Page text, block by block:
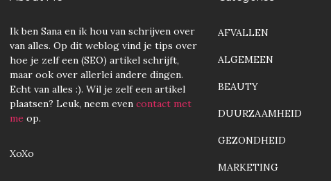
Ik ben Sana en ik hou van schrijven over
van alles. Op dit weblog vind je tips over
hoe je zelf een (SEO) artikel schrijft,
maar ook over allerlei andere dingen.
Echt van alles :). Wil je zelf een artikel
plaatsen? Leuk, neem even contact met
me op.
XoXo
AFVALLEN
ALGEMEEN
BEAUTY
DUURZAAMHEID
GEZONDHEID
MARKETING